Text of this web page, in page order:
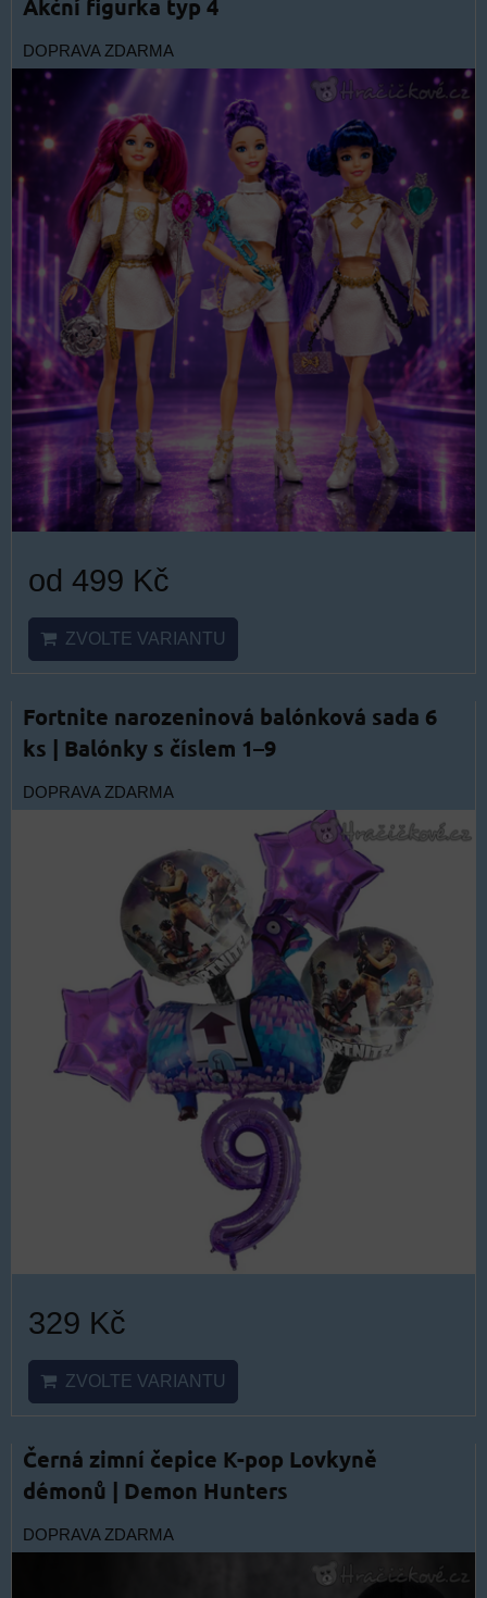
Akční figurka typ 4
DOPRAVA ZDARMA
od 499 Kč
ZVOLTE VARIANTU
Fortnite narozeninová balónková sada 6
ks | Balónky s číslem 1–9
DOPRAVA ZDARMA
329 Kč
ZVOLTE VARIANTU
Černá zimní čepice K-pop Lovkyně
démonů | Demon Hunters
DOPRAVA ZDARMA